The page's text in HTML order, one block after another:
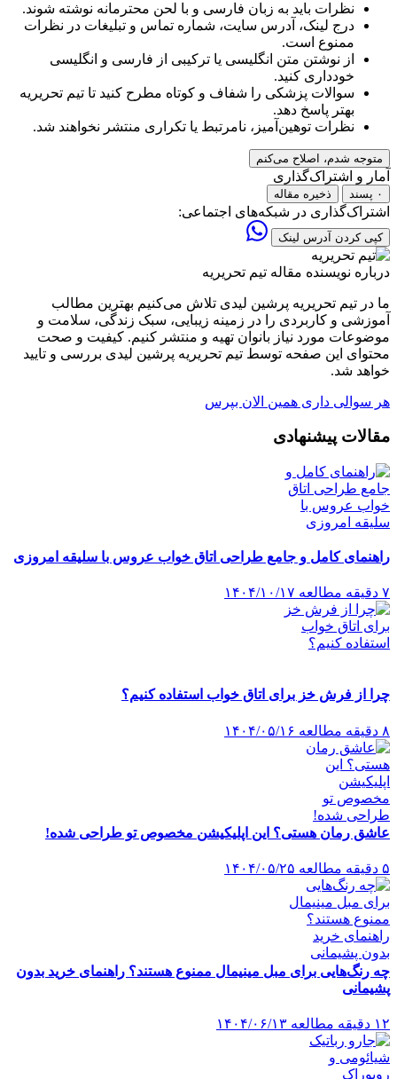
نظرات باید به زبان فارسی و با لحن محترمانه نوشته شوند.
درج لینک، آدرس سایت، شماره تماس و تبلیغات در نظرات
ممنوع است.
از نوشتن متن انگلیسی یا ترکیبی از فارسی و انگلیسی
خودداری کنید.
سوالات پزشکی را شفاف و کوتاه مطرح کنید تا تیم تحریریه
بهتر پاسخ دهد.
نظرات توهین‌آمیز، نامرتبط یا تکراری منتشر نخواهند شد.
متوجه شدم، اصلاح می‌کنم
آمار و اشتراک‌گذاری
۰ پسند ذخیره مقاله
اشتراک‌گذاری در شبکه‌های اجتماعی:
کپی کردن آدرس لینک
درباره نویسنده مقاله تیم تحریریه
ما در تیم تحریریه پرشین لیدی تلاش می‌کنیم بهترین مطالب
آموزشی و کاربردی را در زمینه زیبایی، سبک زندگی، سلامت و
موضوعات مورد نیاز بانوان تهیه و منتشر کنیم. کیفیت و صحت
محتوای این صفحه توسط تیم تحریریه پرشین لیدی بررسی و تایید
خواهد شد.
هر سوالی داری همین الان بپرس
مقالات پیشنهادی
راهنمای کامل و جامع طراحی اتاق خواب عروس با سلیقه امروزی
۷ دقیقه مطالعه ۱۴۰۴/۱۰/۱۷
چرا از فرش خز برای اتاق خواب استفاده کنیم؟
۸ دقیقه مطالعه ۱۴۰۴/۰۵/۱۶
عاشق رمان هستی؟ این اپلیکیشن مخصوص تو طراحی شده!
۵ دقیقه مطالعه ۱۴۰۴/۰۵/۲۵
چه رنگ‌هایی برای مبل مینیمال ممنوع هستند؟ راهنمای خرید بدون
پشیمانی
۱۲ دقیقه مطالعه ۱۴۰۴/۰۶/۱۳